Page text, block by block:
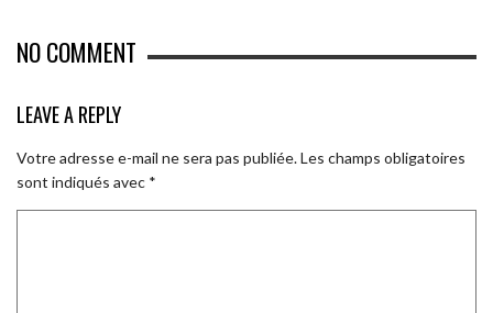
NO COMMENT
LEAVE A REPLY
Votre adresse e-mail ne sera pas publiée.Les champs obligatoires
sont indiqués avec *